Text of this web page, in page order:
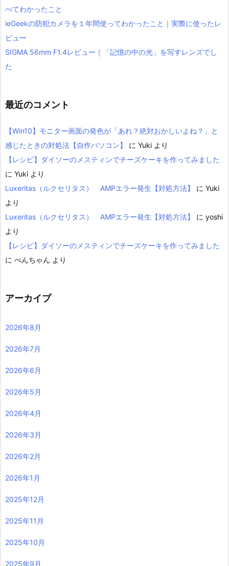
べてわかったこと
ieGeekの防犯カメラを１年間使ってわかったこと｜実際に使ったレ
ビュー
SIGMA 56mm F1.4レビュー｜「記憶の中の光」を写すレンズでし
た
最近のコメント
【Win10】モニター画面の発色が「あれ？絶対おかしいよね？」と
感じたときの対処法【自作パソコン】
に Yuki より
【レシピ】ダイソーのメスティンでチーズケーキを作ってみました
に Yuki より
Luxeritas（ルクセリタス） AMPエラー発生【対処方法】
に Yuki
より
Luxeritas（ルクセリタス） AMPエラー発生【対処方法】
に yoshi
より
【レシピ】ダイソーのメスティンでチーズケーキを作ってみました
に べんちゃん より
アーカイブ
2026年8月
2026年7月
2026年6月
2026年5月
2026年4月
2026年3月
2026年2月
2026年1月
2025年12月
2025年11月
2025年10月
2025年9月